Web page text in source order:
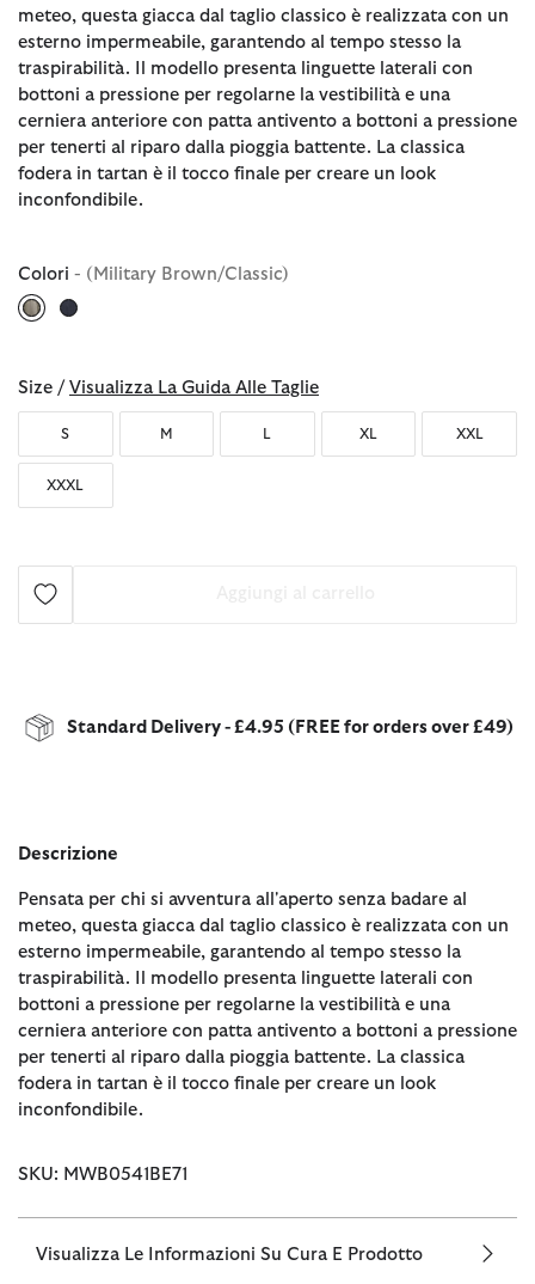
meteo, questa giacca dal taglio classico è realizzata con un
esterno impermeabile, garantendo al tempo stesso la
traspirabilità. Il modello presenta linguette laterali con
bottoni a pressione per regolarne la vestibilità e una
cerniera anteriore con patta antivento a bottoni a pressione
per tenerti al riparo dalla pioggia battente. La classica
fodera in tartan è il tocco finale per creare un look
inconfondibile.
Colori - (Military Brown/Classic)
Size / Visualizza La Guida Alle Taglie
S M L XL XXL
XXXL
Standard Delivery - £4.95 (FREE for orders over £49)
Descrizione
Pensata per chi si avventura all'aperto senza badare al
meteo, questa giacca dal taglio classico è realizzata con un
esterno impermeabile, garantendo al tempo stesso la
traspirabilità. Il modello presenta linguette laterali con
bottoni a pressione per regolarne la vestibilità e una
cerniera anteriore con patta antivento a bottoni a pressione
per tenerti al riparo dalla pioggia battente. La classica
fodera in tartan è il tocco finale per creare un look
inconfondibile.
SKU: MWB0541BE71
Visualizza Le Informazioni Su Cura E Prodotto